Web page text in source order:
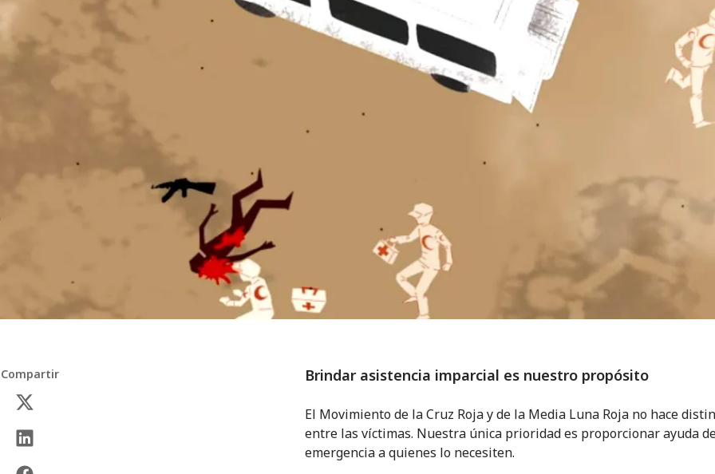
Compartir Brindar asistencia imparcial es nuestro propósito
El Movimiento de la Cruz Roja y de la Media Luna Roja no hace
entre las víctimas. Nuestra única prioridad es proporcionar ayuda
emergencia a quienes lo necesiten.